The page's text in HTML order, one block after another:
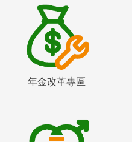
年金改革專區